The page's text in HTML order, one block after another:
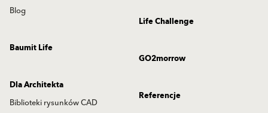
Blog
Life Challenge
Baumit Life
GO2morrow
Dla Architekta
Biblioteki rysunków CAD
Referencje